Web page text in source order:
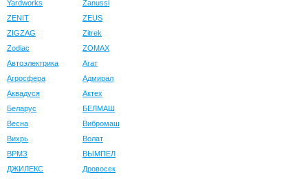
Yardworks
Zanussi
ZENIT
ZEUS
ZIGZAG
Zitrek
Zodiac
ZOMAX
Автоэлектрика
Агат
Агросфера
Адмирал
Аквадуся
Актех
Беларус
БЕЛМАШ
Весна
Вибромаш
Вихрь
Волат
ВРМЗ
ВЫМПЕЛ
ДЖИЛЕКС
Дровосек